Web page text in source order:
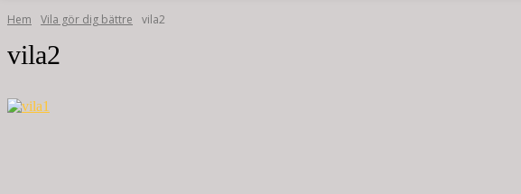
Hem Vila gör dig bättre vila2
vila2